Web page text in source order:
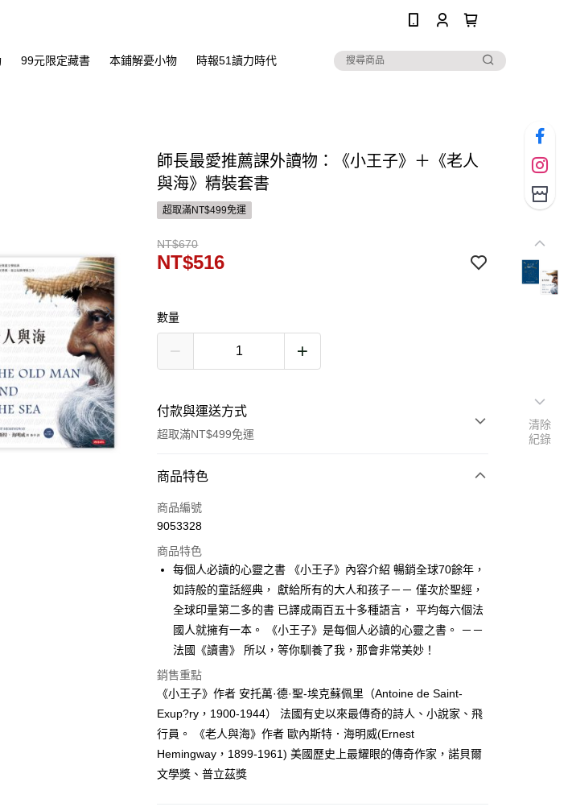
99元限定藏書 本鋪解憂小物 時報51讀力時代
師長最愛推薦課外讀物：《小王子》＋《老人
與海》精裝套書
超取滿NT$499免運
NT$670
NT$516
數量
付款與運送方式
超取滿NT$499免運
付款方式
信用卡一次付款
運送方式
付款後全家取貨
每筆NT$60，滿NT$499(含以上)免運費
付款後7-11取貨
每筆NT$60，滿NT$499(含以上)免運費
宅配
每筆NT$100，滿NT$499(含以上)免運費
商品特色
商品編號
9053328
商品特色
每個人必讀的心靈之書 《小王子》內容介紹 暢銷全球70餘年，
如詩般的童話經典， 獻給所有的大人和孩子－－ 僅次於聖經，
全球印量第二多的書 已譯成兩百五十多種語言， 平均每六個法
國人就擁有一本。 《小王子》是每個人必讀的心靈之書。 －－
法國《讀書》 所以，等你馴養了我，那會非常美妙！
銷售重點
《小王子》作者 安托萬·德·聖-埃克蘇佩里（Antoine de Saint-
Exup?ry，1900-1944） 法國有史以來最傳奇的詩人、小說家、飛
行員。 《老人與海》作者 歐內斯特．海明威(Ernest
Hemingway，1899-1961) 美國歷史上最耀眼的傳奇作家，諾貝爾
文學獎、普立茲獎
清除
紀錄